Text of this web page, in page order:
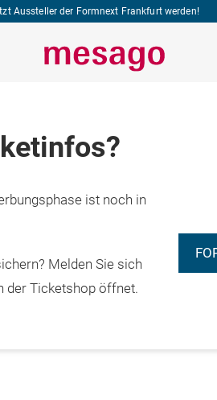
Aussteller der Formnext Frankfurt werden!
ist noch in
Melden Sie sich
der Ticketshop öffnet.